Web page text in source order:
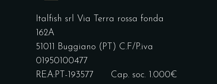
Italfish srl Via Terra rossa fonda
162A
51011 Buggiano (PT) C.F/P.iva
01950100477
REA:PT-193577 Cap. soc. 1.000€